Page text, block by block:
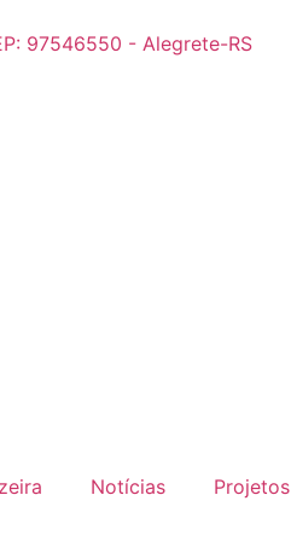
97546550 - Alegrete-RS
Notícias Projetos